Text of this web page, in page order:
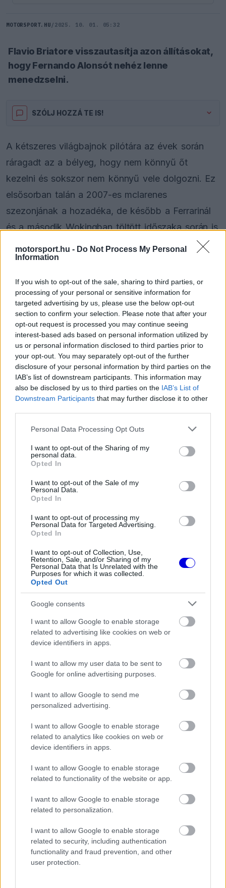
motorsport.hu - Do Not Process My Personal
Information
If you wish to opt-out of the sale, sharing to third parties, or
processing of your personal or sensitive information for
targeted advertising by us, please use the below opt-out
section to confirm your selection. Please note that after your
opt-out request is processed you may continue seeing
interest-based ads based on personal information utilized by
us or personal information disclosed to third parties prior to
your opt-out. You may separately opt-out of the further
disclosure of your personal information by third parties on the
IAB’s list of downstream participants. This information may
also be disclosed by us to third parties on the IAB’s List of
Downstream Participants that may further disclose it to other
Please note that this website/app uses one or more Google
not limited to your visit or usage behaviour. You may click to
grant or deny consent to Google and its third-party tags to
use your data for below specified purposes in below Google
consent section.
Personal Data Processing Opt Outs
I want to opt-out of the Sharing of my
personal data.
Opted In
I want to opt-out of the Sale of my
Personal Data.
Opted In
I want to opt-out of processing my
Personal Data for Targeted Advertising.
Opted In
I want to opt-out of Collection, Use,
Retention, Sale, and/or Sharing of my
Personal Data that Is Unrelated with the
Purposes for which it was collected.
Opted Out
Google consents
I want to allow Google to enable storage
related to advertising like cookies on web or
device identifiers in apps.
I want to allow my user data to be sent to
Google for online advertising purposes.
I want to allow Google to send me
personalized advertising.
I want to allow Google to enable storage
related to analytics like cookies on web or
device identifiers in apps.
I want to allow Google to enable storage
related to functionality of the website or app.
I want to allow Google to enable storage
related to personalization.
I want to allow Google to enable storage
related to security, including authentication
functionality and fraud prevention, and other
user protection.
MOTORSPORT.HU / 2025. 10. 01. 05:32
Flavio Briatore visszautasítja azon állításokat,
hogy Fernando Alonsót nehéz lenne
menedzselni.
SZÓLJ HOZZÁ TE IS!
A kétszeres világbajnok pilótára az évek során
ráragadt az a bélyeg, hogy nem könnyű őt
kezelni és sokszor nem könnyű vele dolgozni. Ez
elsősorban talán a 2007-es mclarenes
szezonjának a hozadéka, de később a Ferrarinál
és a második Wokingban töltött időszaka során is
érdekelt Briatore viszont úgy gondolja, hogy a
média igazságtalanul bánik a spanyollal. „Az
emberek olykor arról írnak a hírekben, hogy
Fernandót nehéz volt menedzselni. Ez azonban
nem több puszta badarságnál. Mindig mérges
leszek, amikor ezt hallom” – nyilatkozta azESPN
nek az
Alpine szakembere.
This
modal
window.
The media could not be loaded, either because
is not supported.
mindenki összedolgozzon, ezt pedig most az
Aston Martinnál is látni lehet.” Alonso jelenleg 44
éves, és továbbra is a harmadik világbajnoki
címére hajt. Ennek megszerzésére talán jövőre
lesz az utolsó esélye, amennyiben a silverstone-i
gárda kellően versenyképes autót tud neki
biztosítani.
EZEKET IS AJÁNLJUK
FORMA-1
Ezt a hibát még Fred Vasseur sem
tudja letagadni a Ferrarinál
Adrian Newey tiszta vizet öntött a
pohárba Fernando Alonso jövőjéről
FORMA-1
Meggondolta magát a McLaren